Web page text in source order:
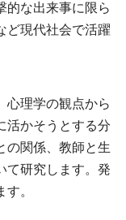
的な出来事に限ら
ど現代社会で活躍
心理学の観点から
活かそうとする分
の関係、教師と生
て研究します。発
。